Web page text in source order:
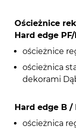
Ościeżnice
Hard edge PF/
ościeżnice
ościeżnica
dekorami
Hard edge B /
ościeżnica